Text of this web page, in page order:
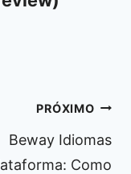
PRÓXIMO
Beway Idiomas
Como